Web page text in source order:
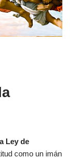
Ley de
como un imán